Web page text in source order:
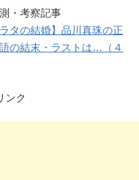
・考察記事
タの結婚】品川真珠の正
の結末・ラストは…（４
ンク